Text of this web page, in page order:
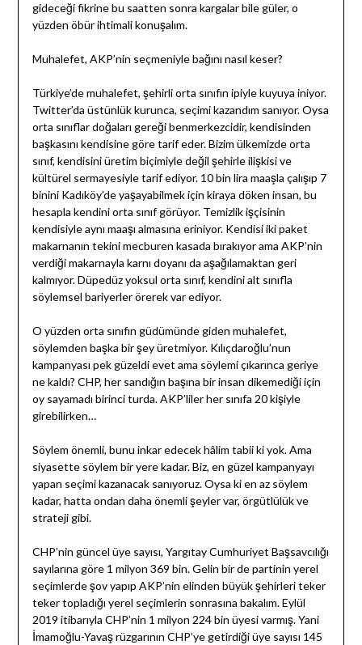
gideceği fikrine bu saatten sonra kargalar bile güler, o
yüzden öbür ihtimali konuşalım.
Muhalefet, AKP’nin seçmeniyle bağını nasıl keser?
Türkiye’de muhalefet, şehirli orta sınıfın ipiyle kuyuya iniyor.
Twitter’da üstünlük kurunca, seçimi kazandım sanıyor. Oysa
orta sınıflar doğaları gereği benmerkezcidir, kendisinden
başkasını kendisine göre tarif eder. Bizim ülkemizde orta
sınıf, kendisini üretim biçimiyle değil şehirle ilişkisi ve
kültürel sermayesiyle tarif ediyor. 10 bin lira maaşla çalışıp 7
binini Kadıköy’de yaşayabilmek için kiraya döken insan, bu
hesapla kendini orta sınıf görüyor. Temizlik işçisinin
kendisiyle aynı maaşı almasına eriniyor. Kendisi iki paket
makarnanın tekini mecburen kasada bırakıyor ama AKP’nin
verdiği makarnayla karnı doyanı da aşağılamaktan geri
kalmıyor. Düpedüz yoksul orta sınıf, kendini alt sınıfla
söylemsel bariyerler örerek var ediyor.
O yüzden orta sınıfın güdümünde giden muhalefet,
söylemden başka bir şey üretmiyor. Kılıçdaroğlu’nun
kampanyası pek güzeldi evet ama söylemi çıkarınca geriye
ne kaldı? CHP, her sandığın başına bir insan dikemediği için
oy sayamadı birinci turda. AKP’liler her sınıfa 20 kişiyle
girebilirken…
Söylem önemli, bunu inkar edecek hâlim tabii ki yok. Ama
siyasette söylem bir yere kadar. Biz, en güzel kampanyayı
yapan seçimi kazanacak sanıyoruz. Oysa ki en az söylem
kadar, hatta ondan daha önemli şeyler var, örgütlülük ve
strateji gibi.
CHP’nin güncel üye sayısı, Yargıtay Cumhuriyet Başsavcılığı
sayılarına göre 1 milyon 369 bin. Gelin bir de partinin yerel
seçimlerde şov yapıp AKP’nin elinden büyük şehirleri teker
teker topladığı yerel seçimlerin sonrasına bakalım. Eylül
2019 itibarıyla CHP’nin 1 milyon 224 bin üyesi varmış. Yani
İmamoğlu-Yavaş rüzgarının CHP’ye getirdiği üye sayısı 145